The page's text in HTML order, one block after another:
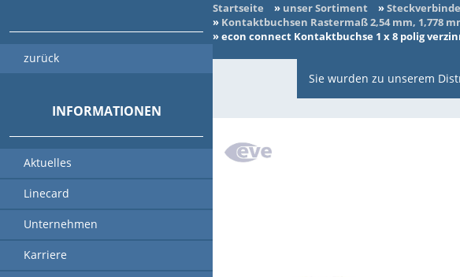
Startseite » unser Sortiment »
» Kontaktbuchsen Rastermaß 2,54 mm, 1,778
»econ connect Kontaktbuchse 1 x 8 polig
Sie wurden zu unserem
zurück
INFORMATIONEN
Aktuelles
Linecard
Unternehmen
Karriere